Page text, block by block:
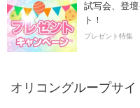
試写会、登
ト！
プレゼント特集
オリコングループサイ